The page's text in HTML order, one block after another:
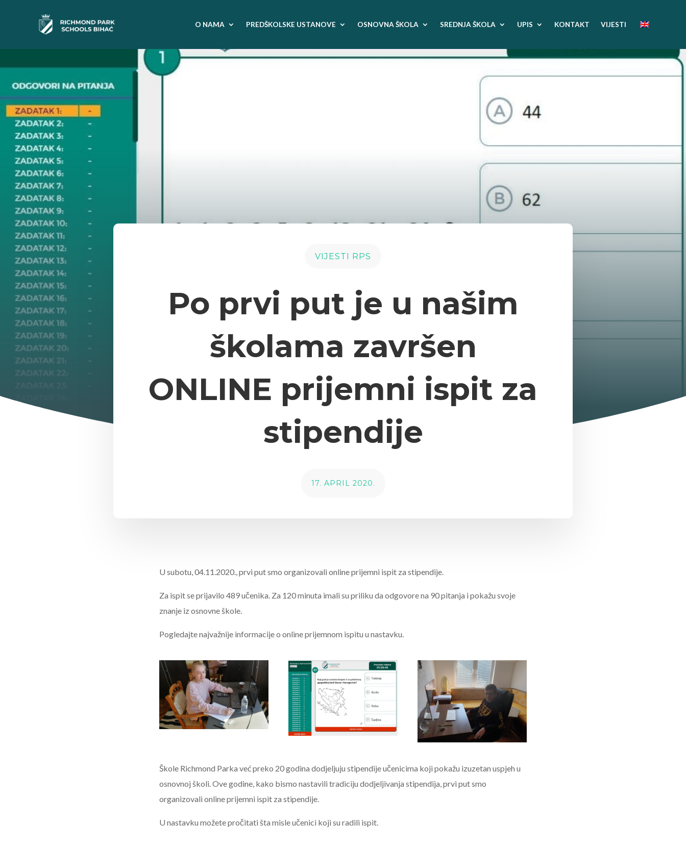
O NAMA PREDŠKOLSKE USTANOVE OSNOVNA ŠKOLA SREDNJA ŠKOLA UPIS KONTAKT VIJESTI
VIJESTI RPS
Po prvi put je u našim
školama završen
ONLINE prijemni ispit za
stipendije
17. APRIL 2020.
U subotu, 04.11.2020., prvi put smo organizovali online prijemni ispit za stipendije.
Za ispit se prijavilo 489 učenika. Za 120 minuta imali su priliku da odgovore na 90 pitanja i pokažu svoje
znanje iz osnovne škole.
Pogledajte najvažnije informacije o online prijemnom ispitu u nastavku.
Škole Richmond Parka već preko 20 godina dodjeljuju stipendije učenicima koji pokažu izuzetan uspjeh u
osnovnoj školi. Ove godine, kako bismo nastavili tradiciju dodjeljivanja stipendija, prvi put smo
organizovali online prijemni ispit za stipendije.
U nastavku možete pročitati šta misle učenici koji su radili ispit.